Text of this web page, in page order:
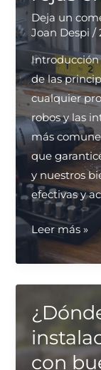
para
Deja un
Joan Despi/
Introducción
de las
cualquier
robos y las
más
que
y nuestros
efectivas y
Encuentra
cerrajero
económico
para
instalar
rejas
en
Leer más »
con